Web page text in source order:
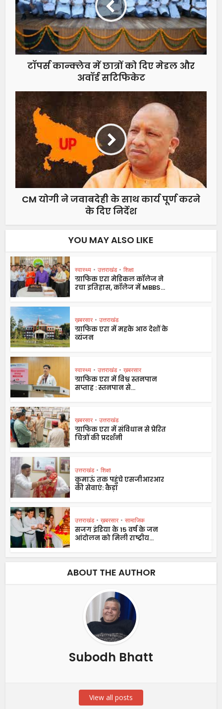
टॉपर्स कान्क्लेव में छात्रों को दिए मेडल और
अवॉर्ड सटिफिकेट
CM योगी ने जवाबदेही के साथ कार्य पूर्ण करने
के दिए निर्देश
YOU MAY ALSO LIKE
स्वास्थ्य • उत्तराखंड • शिक्षा
ग्राफिक एरा मेडिकल कॉलेज ने
रचा इतिहास, कॉलेज में MBBS...
ख़बरसार • उत्तराखंड
ग्राफिक एरा में महके आठ देशों के
व्यंजन
स्वास्थ्य • उत्तराखंड • ख़बरसार
ग्राफिक एरा में विश्व स्तनपान
सप्ताह : स्तनपान से...
ख़बरसार • उत्तराखंड
ग्राफिक एरा में संविधान से प्रेरित
चित्रों की प्रदर्शनी
उत्तराखंड • शिक्षा
कुमाऊं तक पहुंचे एसजीआरआर
की सेवाएं: कैड़ा
उत्तराखंड • ख़बरसार • सामाजिक
सजग इंडिया के 15 वर्ष के जन
आंदोलन को मिली राष्ट्रीय...
ABOUT THE AUTHOR
Subodh Bhatt
View all posts